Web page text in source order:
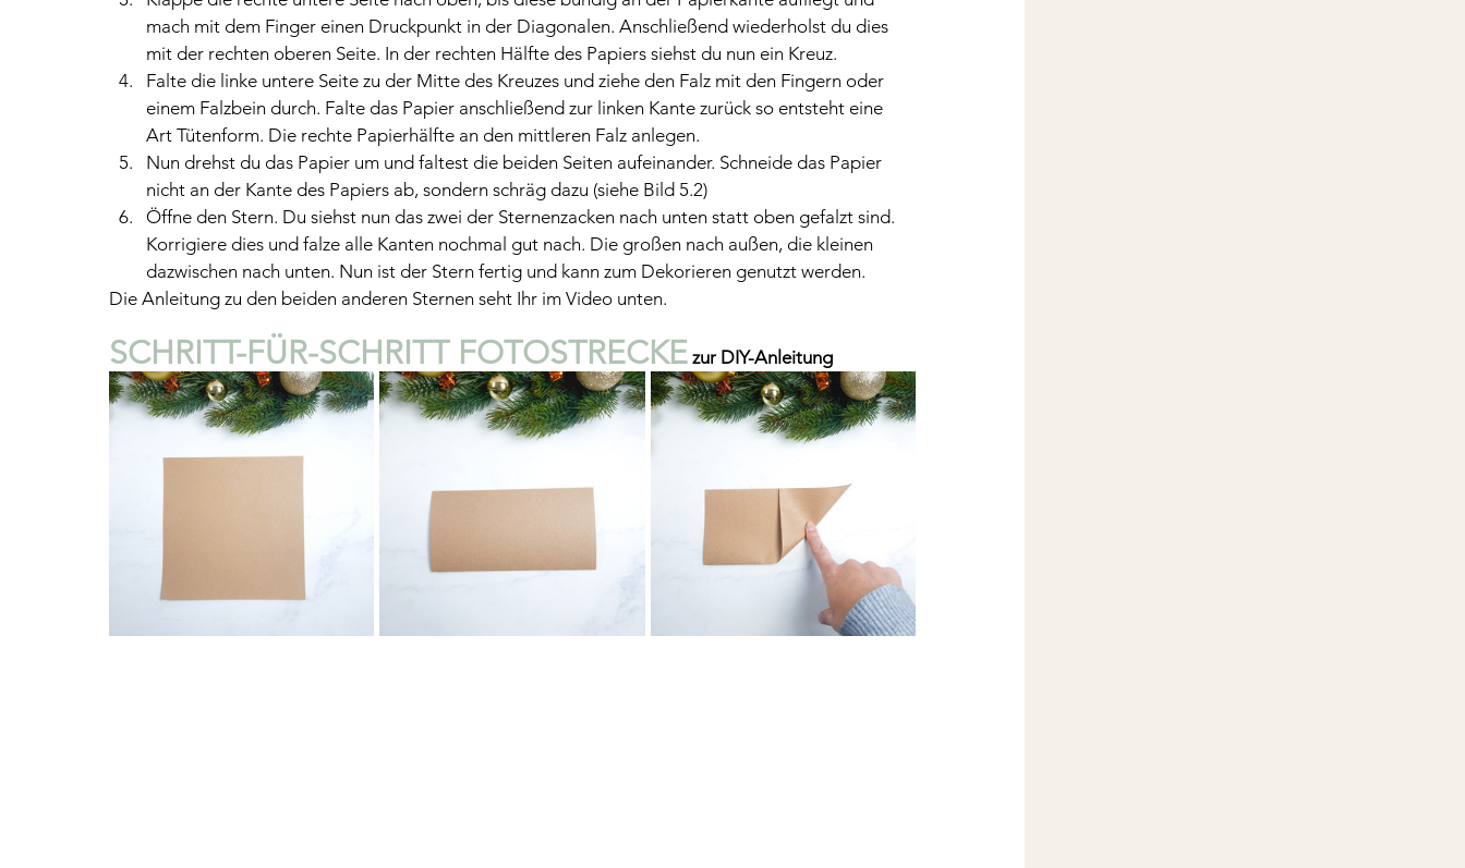
mach mit dem Finger einen Druckpunkt in der Diagonalen. Anschließend wiederholst du dies
mit der rechten oberen Seite. In der rechten Hälfte des Papiers siehst du nun ein Kreuz.
Falte die linke untere Seite zu der Mitte des Kreuzes und ziehe den Falz mit den Fingern oder
einem Falzbein durch. Falte das Papier anschließend zur linken Kante zurück so entsteht eine
Art Tütenform. Die rechte Papierhälfte an den mittleren Falz anlegen.
Nun drehst du das Papier um und faltest die beiden Seiten aufeinander. Schneide das Papier
nicht an der Kante des Papiers ab, sondern schräg dazu (siehe Bild 5.2)
Öffne den Stern. Du siehst nun das zwei der Sternenzacken nach unten statt oben gefalzt sind.
Korrigiere dies und falze alle Kanten nochmal gut nach. Die großen nach außen, die kleinen
dazwischen nach unten. Nun ist der Stern fertig und kann zum Dekorieren genutzt werden.
Die Anleitung zu den beiden anderen Sternen seht Ihr im Video unten.
SCHRITT-FÜR-SCHRITT FOTOSTRECKE zur DIY-Anleitung